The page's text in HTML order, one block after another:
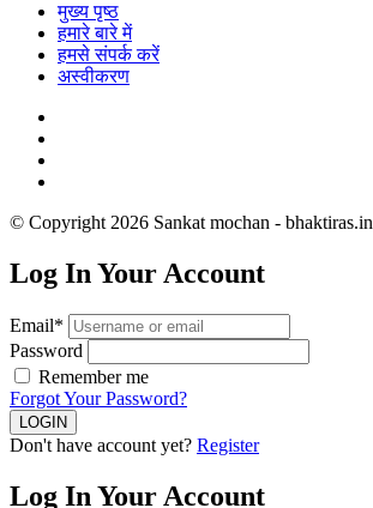
मुख्य पृष्ठ
हमारे बारे में
हमसे संपर्क करें
अस्वीकरण
© Copyright 2026 Sankat mochan - bhaktiras.in
Log In Your Account
Email*
Password
Remember me
Forgot Your Password?
Don't have account yet? Register
Log In Your Account